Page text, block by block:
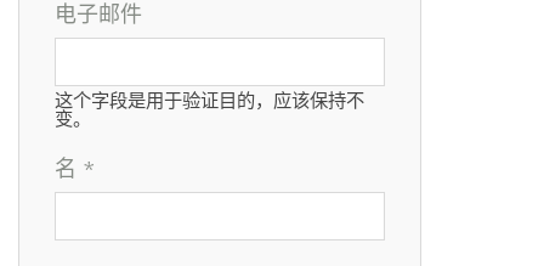
电子邮件
这个字段是用于验证目的，应该保持不
变。
名 *